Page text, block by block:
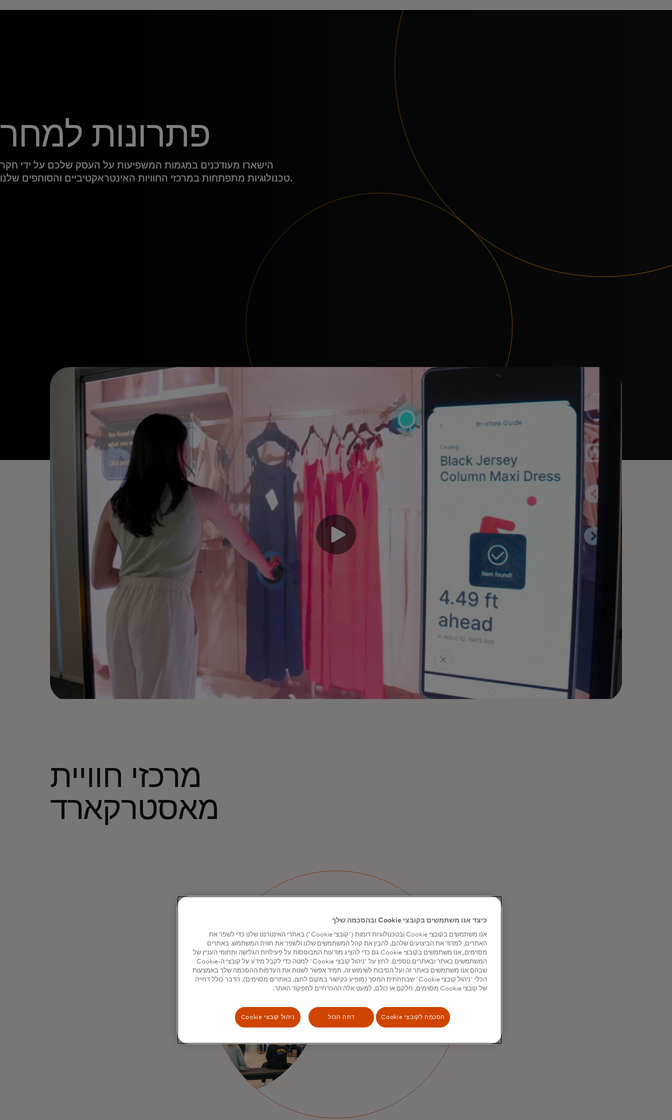
פתרונות למחר
הישארו מעודכנים במגמות המשפיעות על העסק שלכם על ידי חקר
טכנולוגיות מתפתחות במרכזי החוויות האינטראקטיביים והסוחפים שלנו.
מרכזי חוויית
מאסטרקארד
גלו פתרונות וקונספטים
חדשניים באמצעות
סיפור סיפורים דיגיטלי
כיצד אנו משתמשים בקובצי Cookie ובהסכמה שלך
אנו משתמשים בקובצי Cookie ובטכנולוגיות דומות ('קובצי Cookie') באתרי האינטרנט שלנו כדי לשפר את
האתרים, למדוד את הביצועים שלהם, להבין את קהל המשתמשים שלנו ולשפר את חווית המשתמש. באתרים
מסוימים, אנו משתמשים בקובצי Cookie גם כדי להציג מודעות המבוססות על פעילויות הגלישה ותחומי העניין של
המשתמשים באתר ובאתרים נוספים. לחץ על 'ניהול קובצי Cookie' למטה כדי לקבל מידע על קובצי ה-Cookie
שבהם אנו משתמשים באתר זה ועל הסיבות לשימוש זה. תמיד אפשר לשנות את העדפות ההסכמה שלך באמצעות
הכלי 'ניהול קובצי Cookie' שבתחתית המסך (מופיע כקישור במקום לחצן, באתרים מסוימים). הדבר כולל דחייה
של קובצי Cookie מסוימים, חלקם או כולם, למעט אלה ההכרחיים לתפקוד האתר.
הסכמה לקובצי Cookie דחה הכול ניהול קובצי Cookie